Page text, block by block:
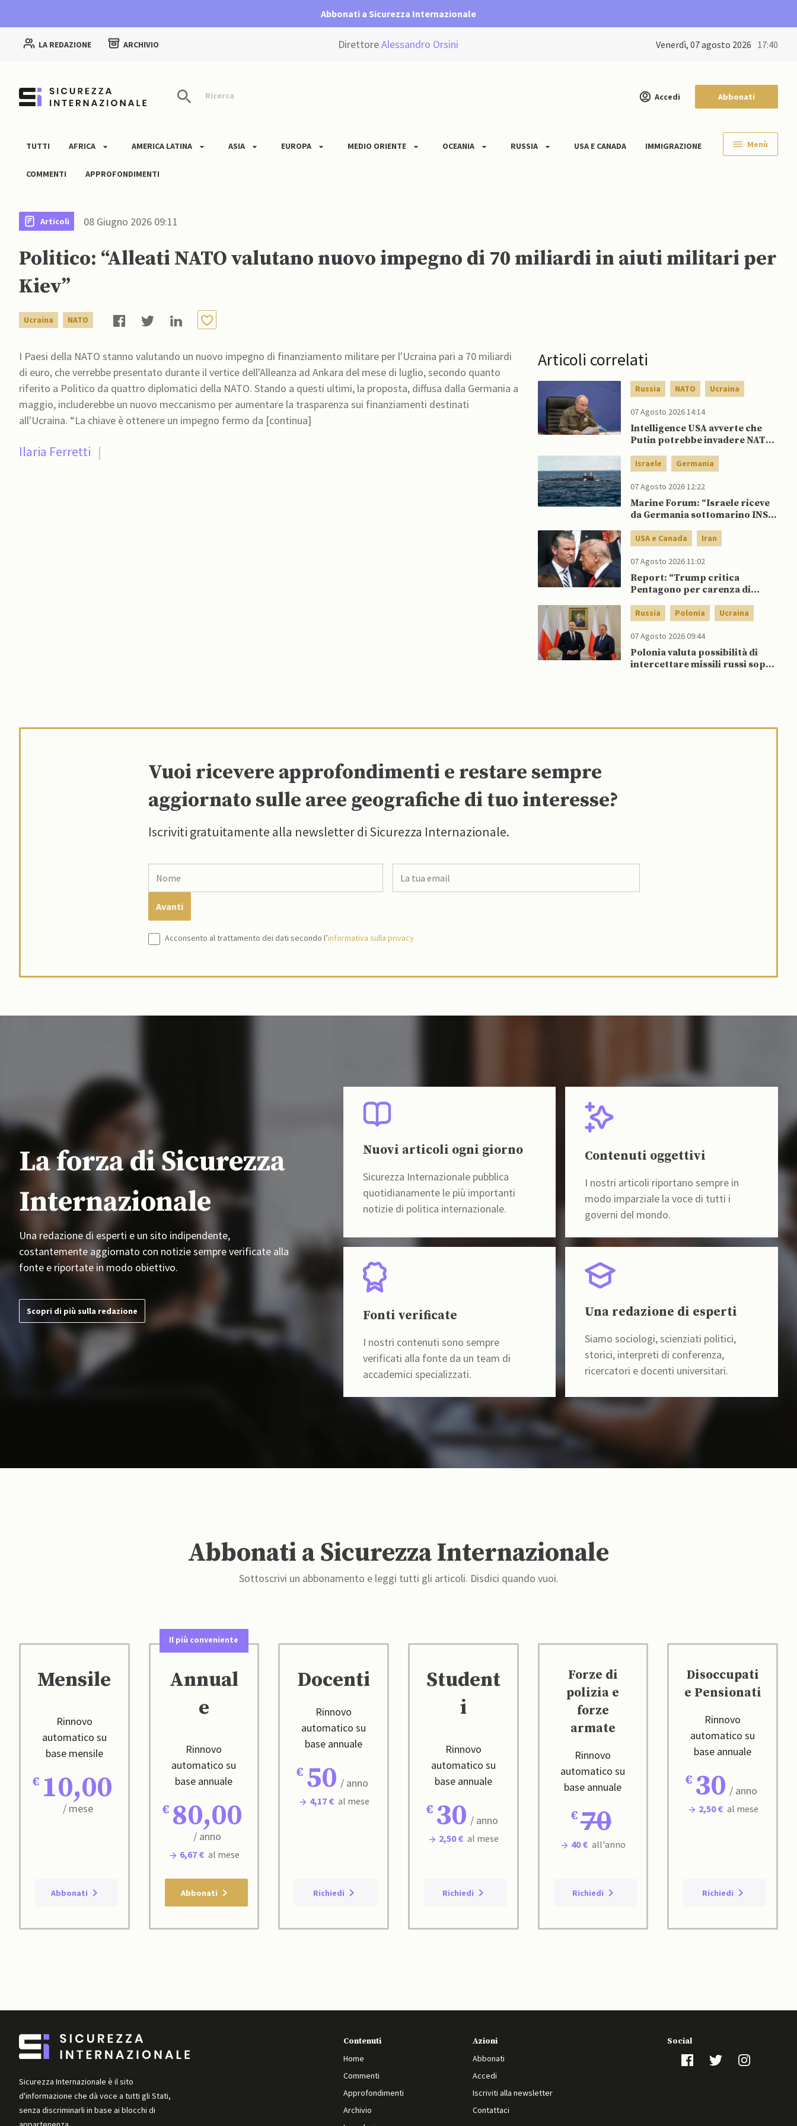
Abbonati a Sicurezza Internazionale
LA REDAZIONE ARCHIVIO DirettoreAlessandro Orsini venerdì, 07 agosto 2026 17:40
Ricerca Accedi Abbonati
TUTTI AFRICA AMERICA LATINA ASIA EUROPA MEDIO ORIENTE OCEANIA RUSSIA USA E CANADA IMMIGRAZIONE
COMMENTI APPROFONDIMENTI
Menù
Articoli 08 Giugno 2026 09:11
Politico: “Alleati NATO valutano nuovo impegno di 70 miliardi in aiuti militari per
Kiev”
Ucraina NATO
I Paesi della NATO stanno valutando un nuovo impegno di finanziamento militare per l'Ucraina pari a 70 miliardi
di euro, che verrebbe presentato durante il vertice dell'Alleanza ad Ankara del mese di luglio, secondo quanto
riferito a Politico da quattro diplomatici della NATO. Stando a questi ultimi, la proposta, diffusa dalla Germania a
maggio, includerebbe un nuovo meccanismo per aumentare la trasparenza sui finanziamenti destinati
all'Ucraina. “La chiave è ottenere un impegno fermo da [continua]
Ilaria Ferretti |
Articoli correlati
Russia NATO Ucraina
07 Agosto 2026 14:14
Intelligence USA avverte che
Putin potrebbe invadere NATO
Ucraina
Israele Germania
07 Agosto 2026 12:22
Marine Forum: “Israele riceve
da Germania sottomarino INS
USA e Canada Iran
07 Agosto 2026 11:02
Report: “Trump critica
Pentagono per carenza di
Russia Polonia Ucraina
07 Agosto 2026 09:44
Polonia valuta possibilità di
intercettare missili russi sopra
Vuoi ricevere approfondimenti e restare sempre
aggiornato sulle aree geografiche di tuo interesse?
Iscriviti gratuitamente alla newsletter di Sicurezza Internazionale.
Acconsento al trattamento dei dati secondo l’informativa sulla privacy
La forza di Sicurezza
Internazionale
Una redazione di esperti e un sito indipendente,
costantemente aggiornato con notizie sempre verificate alla
fonte e riportate in modo obiettivo.
Scopri di più sulla redazione
Nuovi articoli ogni giorno
Sicurezza Internazionale pubblica
quotidianamente le più importanti
notizie di politica internazionale.
Contenuti oggettivi
I nostri articoli riportano sempre in
modo imparziale la voce di tutti i
governi del mondo.
Fonti verificate
I nostri contenuti sono sempre
verificati alla fonte da un team di
accademici specializzati.
Una redazione di esperti
Siamo sociologi, scienziati politici,
storici, interpreti di conferenza,
ricercatori e docenti universitari.
Abbonati a Sicurezza Internazionale
Sottoscrivi un abbonamento e leggi tutti gli articoli. Disdici quando vuoi.
Mensile
Rinnovo
automatico su
base mensile
10,00
/ mese
Abbonati
Il più conveniente
Annual
e
Rinnovo
automatico su
base annuale
80,00
/ anno
6,67 € al mese
Abbonati
Docenti
Rinnovo
automatico su
base annuale
50 / anno
4,17 € al mese
Richiedi
Student
i
Rinnovo
automatico su
base annuale
30 / anno
2,50 € al mese
Richiedi
Forze di
polizia e
forze
armate
Rinnovo
automatico su
base annuale
70
40 € all'anno
Richiedi
Disoccupati
e Pensionati
Rinnovo
automatico su
base annuale
30 / anno
2,50 € al mese
Richiedi
Sicurezza Internazionale è il sito
d'informazione che dà voce a tutti gli Stati,
senza discriminarli in base ai blocchi di
Contenuti
Home
Commenti
Approfondimenti
Archivio
Azioni
Abbonati
Accedi
Iscriviti alla newsletter
Contattaci
Social